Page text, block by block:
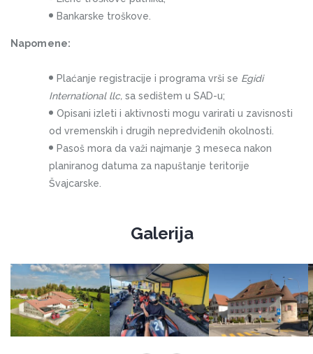
Bankarske troškove.
Napomene:
Plaćanje registracije i programa vrši se Egidi
International llc, sa sedištem u SAD-u;
Opisani izleti i aktivnosti mogu varirati u zavisnosti
od vremenskih i drugih nepredviđenih okolnosti.
Pasoš mora da važi najmanje 3 meseca nakon
planiranog datuma za napuštanje teritorije
Švajcarske.
Galerija